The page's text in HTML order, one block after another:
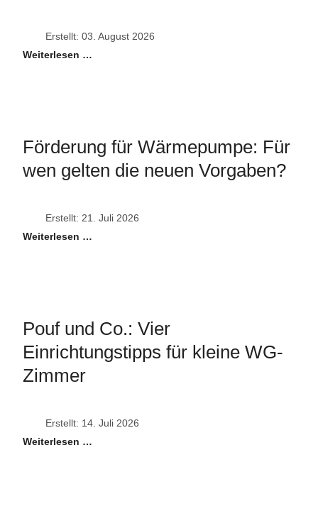
Erstellt: 03. August 2026
Weiterlesen …
Förderung für Wärmepumpe: Für
wen gelten die neuen Vorgaben?
Erstellt: 21. Juli 2026
Weiterlesen …
Pouf und Co.: Vier
Einrichtungstipps für kleine WG-
Zimmer
Erstellt: 14. Juli 2026
Weiterlesen …